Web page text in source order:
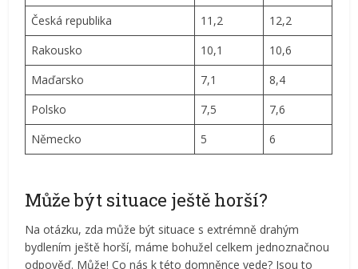
Česká republika
11,2
12,2
Rakousko
10,1
10,6
Maďarsko
7,1
8,4
Polsko
7,5
7,6
Německo
5 6
Může být situace ještě horší?
Na otázku, zda může být situace s extrémně drahým
bydlením ještě horší, máme bohužel celkem jednoznačnou
odpověď. Může! Co nás k této domněnce vede? Jsou to